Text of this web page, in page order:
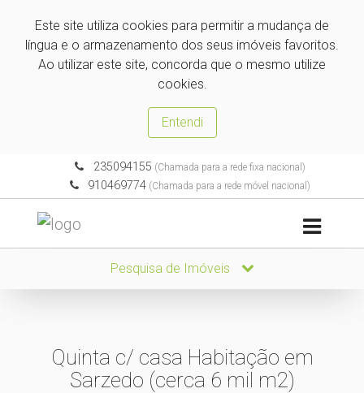
Este site utiliza cookies para permitir a mudança de
língua e o armazenamento dos seus imóveis favoritos.
Ao utilizar este site, concorda que o mesmo utilize
cookies.
Entendi
235094155 (Chamada para a rede fixa nacional)
910469774 (Chamada para a rede móvel nacional)
Pesquisa de Imóveis
Quinta c/ casa Habitação em
Sarzedo (cerca 6 mil m2)